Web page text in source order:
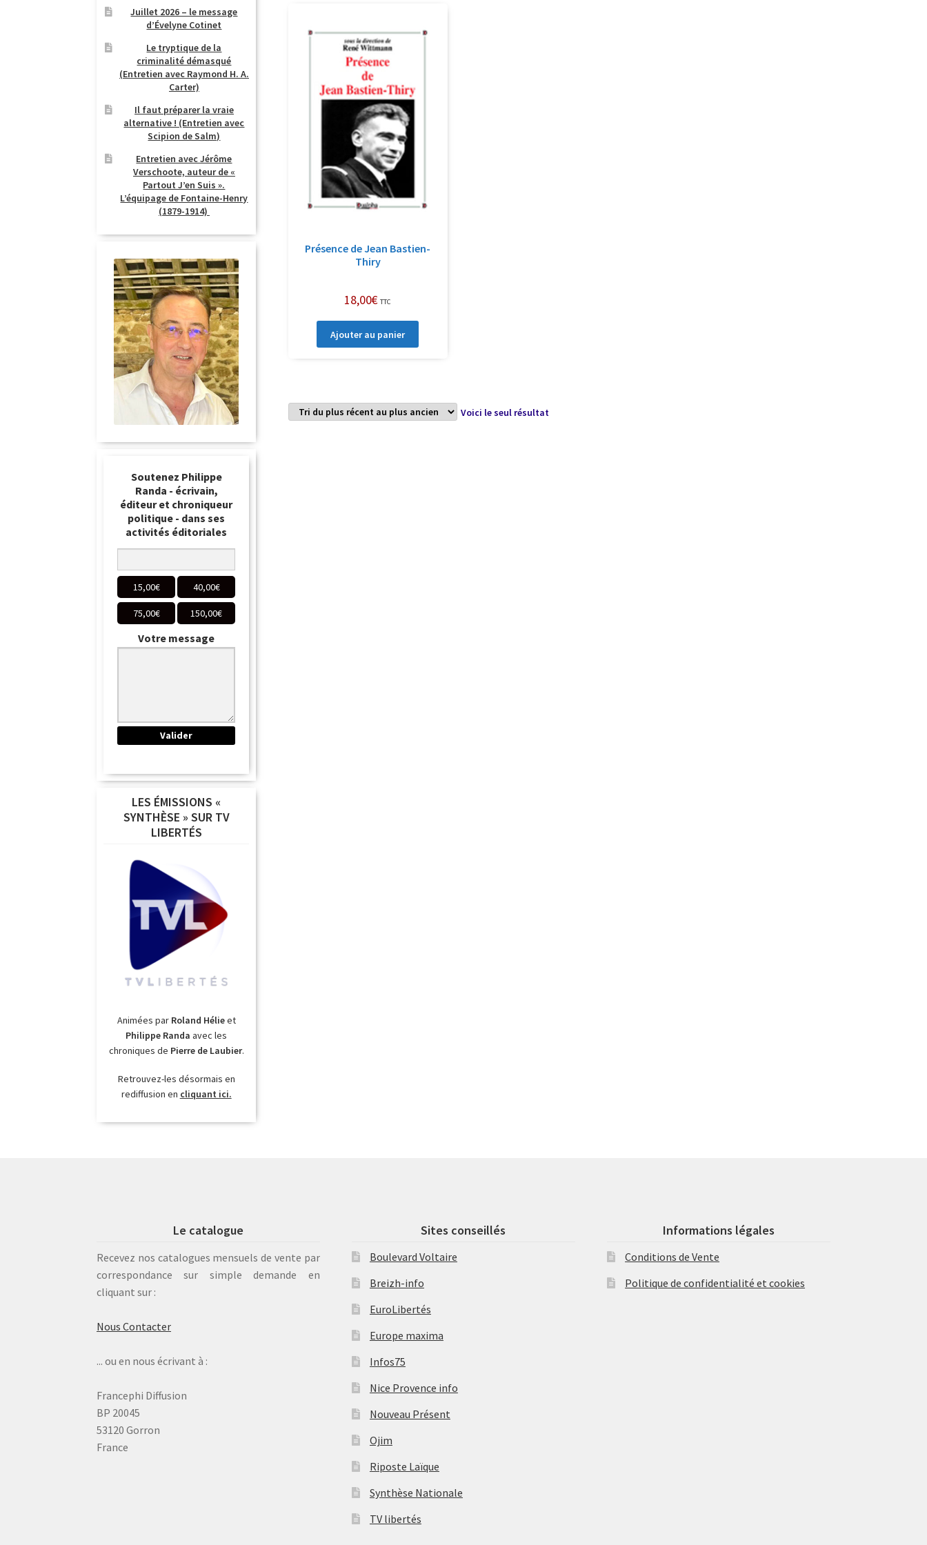
Présence de Jean Bastien-
Thiry
18,00€ TTC
Ajouter au panier
Voici le seul résultat
Juillet 2026 – le message
d’Évelyne Cotinet
Le tryptique de la
criminalité démasqué
(Entretien avec Raymond H. A.
Carter)
Il faut préparer la vraie
alternative ! (Entretien avec
Scipion de Salm)
Entretien avec Jérôme
Verschoote, auteur de «
Partout J’en Suis ».
L’équipage de Fontaine-Henry
(1879-1914)
Soutenez Philippe
Randa - écrivain,
éditeur et chroniqueur
politique - dans ses
activités éditoriales
15,00€ 40,00€
75,00€ 150,00€
Votre message
LES ÉMISSIONS «
SYNTHÈSE » SUR TV
LIBERTÉS
Animées par Roland Hélieet
Philippe Randa avec les
chroniques de Pierre de Laubier.
Retrouvez-les désormais en
rediffusion en cliquant ici.
Le catalogue
Recevez nos catalogues mensuels de vente par
correspondance sur simple demande en
cliquant sur :
Nous Contacter
... ou en nous écrivant à :
Francephi Diffusion
BP 20045
53120 Gorron
France
Sites conseillés
Boulevard Voltaire
Breizh-info
EuroLibertés
Europe maxima
Infos75
Nice Provence info
Nouveau Présent
Ojim
Riposte Laïque
Synthèse Nationale
TV libertés
Informations légales
Conditions de Vente
Politique de confidentialité et cookies